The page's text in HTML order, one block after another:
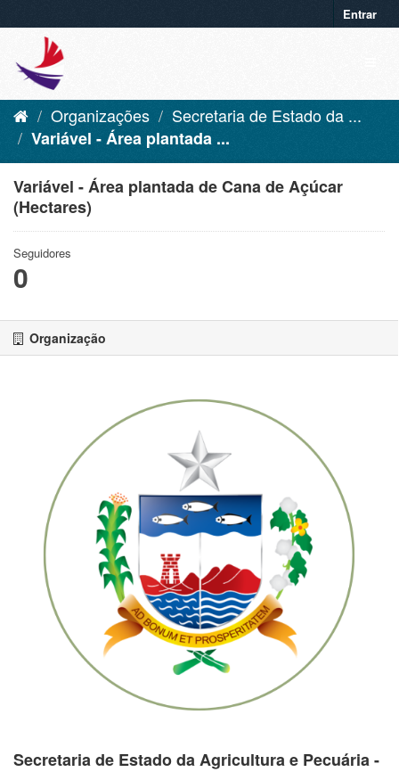
Entrar
Organizações
Secretaria de Estado da ...
Variável - Área plantada ...
Variável - Área plantada de Cana de Açúcar
(Hectares)
Seguidores
0
Organização
Secretaria de Estado da Agricultura e Pecuária -